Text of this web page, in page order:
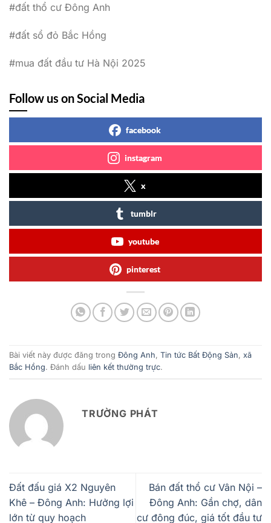
#đất thổ cư Đông Anh
#đất sổ đỏ Bắc Hồng
#mua đất đầu tư Hà Nội 2025
Follow us on Social Media
facebook
instagram
x
tumblr
youtube
pinterest
Bài viết này được đăng trong Đông Anh, Tin tức Bất Động Sản, xã
Bắc Hồng. Đánh dấu liên kết thường trực.
TRƯỜNG PHÁT
Đất đấu giá X2 Nguyên
Khê – Đông Anh: Hưởng lợi
lớn từ quy hoạch
Bán đất thổ cư Vân Nội –
Đông Anh: Gần chợ, dân
cư đông đúc, giá tốt đầu tư